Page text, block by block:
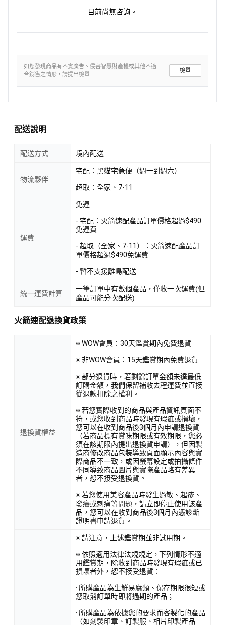
目前尚無咨詢。
如您發現商品有不實廣告、侵害智慧財產權或其他不適
合銷售之情形，請提出檢舉
檢舉
配送說明
配送方式 境內配送
物流夥伴
宅配：黑貓宅急便（週一到週六）
超取：全家、7-11
運費
免運
- 宅配：火箭速配產品訂單價格超過$490
免運費
- 超取（全家、7-11）：火箭速配產品訂
單價格超過$490免運費
- 暫不支援離島配送
統一運費計算
一筆訂單中有數個產品，僅收一次運費(但
產品可能分次配送)
火箭速配退換貨政策
退換貨權益
※ WOW會員：30天鑑賞期內免費退貨
※ 非WOW會員：15天鑑賞期內免費退貨
※ 部分退貨時，若剩餘訂單金額未達最低
訂購金額，我們保留補收去程運費並直接
從退款扣除之權利。
※ 若您實際收到的商品與產品資訊頁面不
符，或您收到商品時發現有瑕疵或損壞，
您可以在收到商品後3個月內申請退換貨
（若商品標有賞味期限或有效期限，您必
須在該期限內提出退換貨申請），但因製
造商修改商品包裝導致頁面顯示內容與實
際商品不一致，或因螢幕設定或拍攝條件
不同導致商品圖片與實際產品略有差異
者，恕不接受退換貨。
※ 若您使用美容產品時發生過敏、起疹、
發癢或刺痛等問題，請立即停止使用該產
品，您可以在收到商品後3個月內憑診斷
證明書申請退貨。
※ 請注意，上述鑑賞期並非試用期。
※ 依照適用法律法規規定，下列情形不適
用鑑賞期，除收到商品時發現有瑕疵或已
損壞者外，恕不接受退貨：
· 所購產品為生鮮易腐類、保存期限很短或
您取消訂單時即將過期的產品；
· 所購產品為依據您的要求而客製化的產品
（如刻製印章、訂製服、相片印製產品